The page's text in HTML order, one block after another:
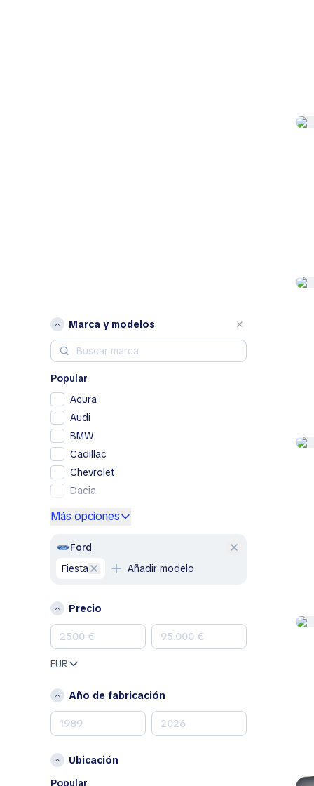
Marca y modelos
Popular
Acura
Audi
BMW
Cadillac
Chevrolet
Dacia
GMC
Honda
Land Rover
Mercedes-Benz
MINI
Nissan
Peugeot
Porsche
Más opciones
Ford
Fiesta
Añadir modelo
Precio
EUR
Año de fabricación
Ubicación
Popular